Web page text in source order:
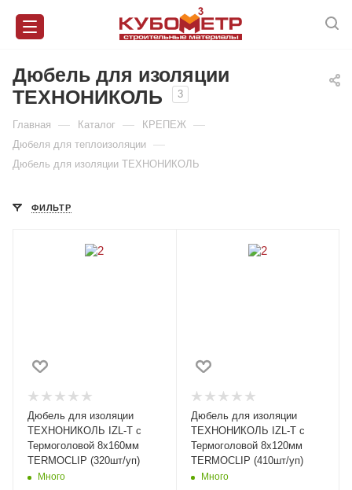
Дюбель для изоляции
ТЕХНОНИКОЛЬ
3
Главная — Каталог — КРЕПЕЖ —
Дюбеля для теплоизоляции —
Дюбель для изоляции ТЕХНОНИКОЛЬ
ФИЛЬТР
Дюбель для изоляции
ТЕХНОНИКОЛЬ IZL-T c
Термоголовой 8х160мм
TERMOCLIP (320шт/уп)
Много
Дюбель для изоляции
ТЕХНОНИКОЛЬ IZL-T c
Термоголовой 8х120мм
TERMOCLIP (410шт/уп)
Много